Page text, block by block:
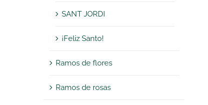
SANT JORDI
¡Feliz Santo!
Ramos de flores
Ramos de rosas